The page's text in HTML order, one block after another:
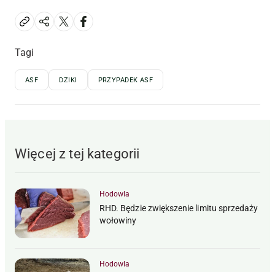
Tagi
ASF DZIKI PRZYPADEK ASF
Więcej z tej kategorii
Hodowla
RHD. Będzie zwiększenie limitu sprzedaży
wołowiny
Hodowla